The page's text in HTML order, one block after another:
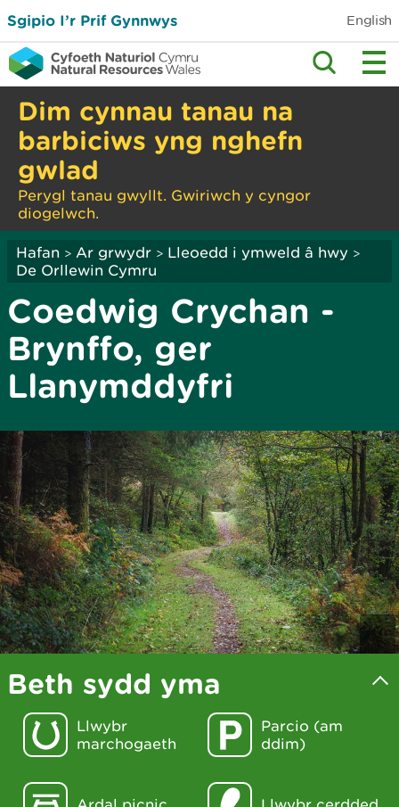
Sgipio I’r Prif Gynnwys English
Dim cynnau tanau na
barbiciws yng nghefn
gwlad
Perygl tanau gwyllt. Gwiriwch y cyngor
diogelwch.
Hafan > Ar grwydr > Lleoedd i ymweld â hwy >
De Orllewin Cymru
Coedwig Crychan -
Brynffo, ger
Llanymddyfri
Beth sydd yma
Llwybr
marchogaeth
Parcio (am
ddim)